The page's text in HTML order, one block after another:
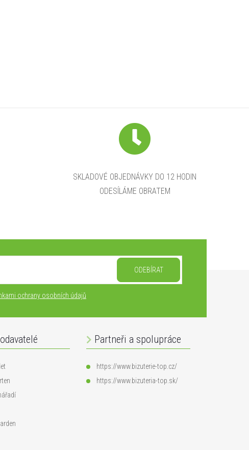
SKLADOVÉ OBJEDNÁVKY DO 12 HODIN
ODESÍLÁME OBRATEM
ochrany osobních údajů
ODEBÍRAT
Partneři a spolupráce
https://www.bizuterie-top.cz/
https://www.bizuteria-top.sk/